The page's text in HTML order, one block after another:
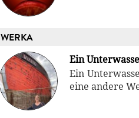
WERKA
Ein
Ein
eine andere